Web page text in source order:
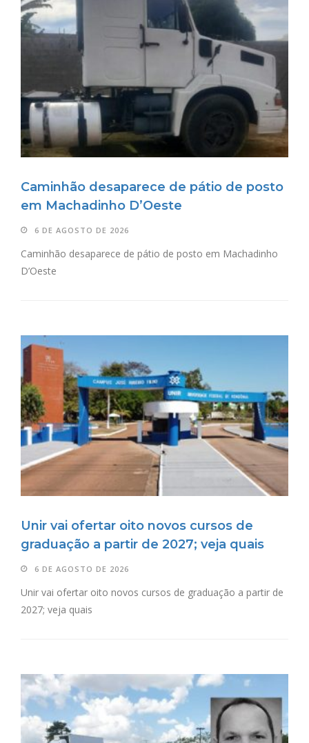
Caminhão desaparece de pátio de posto
em Machadinho D’Oeste
6 DE AGOSTO DE 2026
Caminhão desaparece de pátio de posto em Machadinho
D’Oeste
Unir vai ofertar oito novos cursos de
graduação a partir de 2027; veja quais
6 DE AGOSTO DE 2026
Unir vai ofertar oito novos cursos de graduação a partir de
2027; veja quais